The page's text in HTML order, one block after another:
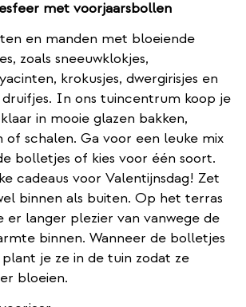
met voorjaarsbollen
en manden met bloeiende
zoals sneeuwklokjes,
krokusjes, dwergirisjes en
In ons tuincentrum koop je
in mooie glazen bakken,
of schalen. Ga voor een leuke mix
bolletjes of kies voor één soort.
cadeaus voor Valentijnsdag! Zet
binnen als buiten. Op het terras
er langer plezier van vanwege de
binnen. Wanneer de bolletjes
je ze in de tuin zodat ze
bloeien.